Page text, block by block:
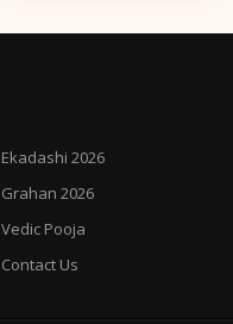
Ekadashi 2026
Grahan 2026
Vedic Pooja
Contact Us